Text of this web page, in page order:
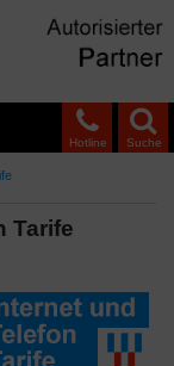
Suche
Hotline
Tarife